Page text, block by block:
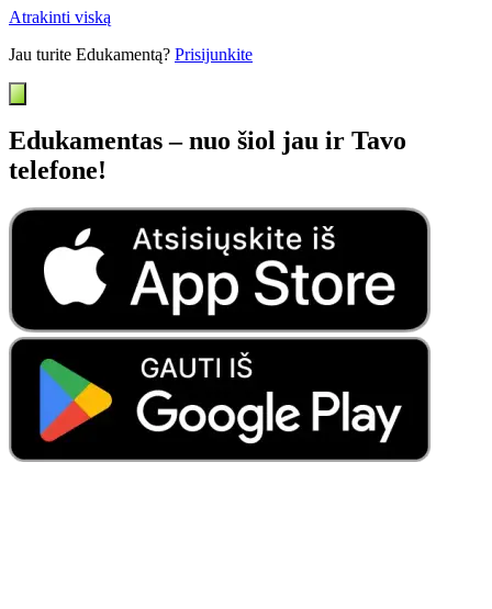
Atrakinti viską
Jau turite Edukamentą? Prisijunkite
Edukamentas – nuo šiol jau ir Tavo
telefone!